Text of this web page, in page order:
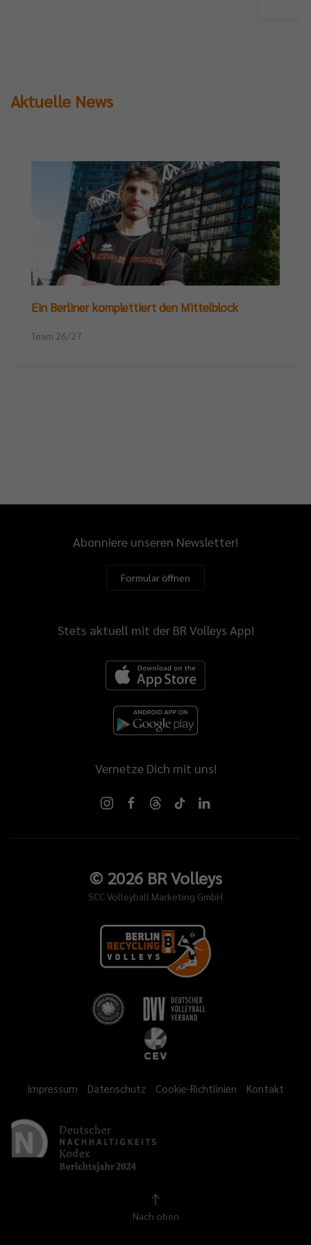
Aktuelle News
Ein Berliner komplettiert den Mittelblock
Team 26/27
Abonniere unseren Newsletter!
Formular öffnen
Stets aktuell mit der BR Volleys App!
Vernetze Dich mit uns!
© 2026BR Volleys
SCC Volleyball Marketing GmbH
Impressum Datenschutz Cookie-Richtlinien Kontakt
Nach oben